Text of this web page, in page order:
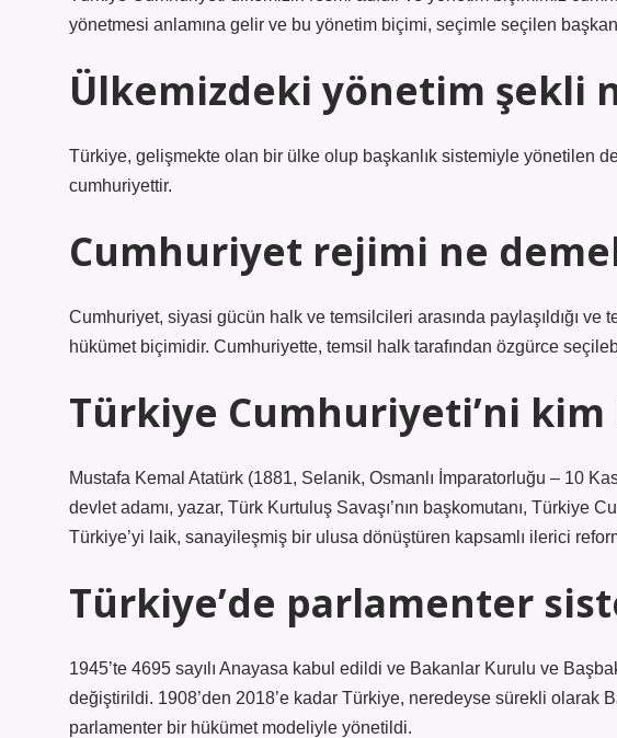
yönetmesi anlamına gelir ve bu yönetim biçimi, seçimle seçilen başkan
Ülkemizdeki yönetim şekli
Türkiye, gelişmekte olan bir ülke olup başkanlık sistemiyle yönetilen
cumhuriyettir.
Cumhuriyet rejimi ne
Cumhuriyet, siyasi gücün halk ve temsilcileri arasında paylaşıldığı
hükümet biçimidir. Cumhuriyette, temsil halk tarafından özgürce
Türkiye Cumhuriyeti’ni kim
Mustafa Kemal Atatürk (1881, Selanik, Osmanlı İmparatorluğu – 10
devlet adamı, yazar, Türk Kurtuluş Savaşı’nın başkomutanı, Türkiye
Türkiye’yi laik, sanayileşmiş bir ulusa dönüştüren kapsamlı ilerici
Türkiye’de parlamenter
1945’te 4695 sayılı Anayasa kabul edildi ve Bakanlar Kurulu ve
değiştirildi. 1908’den 2018’e kadar Türkiye, neredeyse sürekli olarak
parlamenter bir hükümet modeliyle yönetildi.